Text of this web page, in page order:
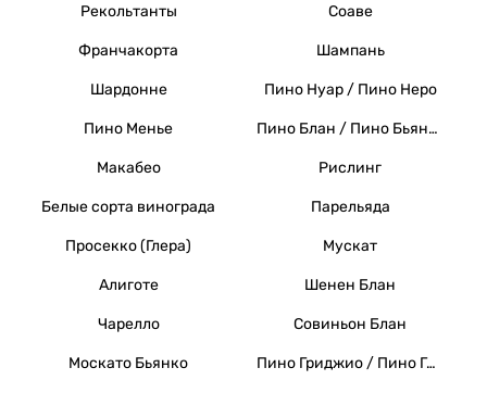
Рекольтанты Соаве
Франчакорта Шампань
Шардонне Пино Нуар / Пино Неро
Пино Менье Пино Блан / Пино Бьянко / Вайссер Бургундер
Макабео Рислинг
Белые сорта винограда Парельяда
Просекко (Глера) Мускат
Алиготе Шенен Блан
Чарелло Совиньон Блан
Москато Бьянко Пино Гриджио / Пино Гри